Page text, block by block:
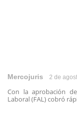
Mercojuris 2 de
Con la aprobación
Laboral (FAL) cobró